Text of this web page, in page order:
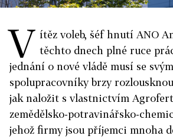
V ítěz voleb, šéf hnutí ANO
těchto dnech plné ruce
jednání o nové vládě musí se
spolupracovníky brzy
jak naložit s vlastnictvím
zemědělsko-potravinářsko-
jehož firmy jsou příjemci mnoha